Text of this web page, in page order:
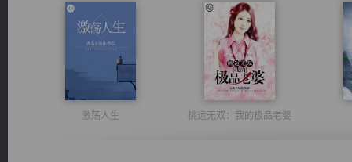
激荡人生 桃运无双：我的极品老婆